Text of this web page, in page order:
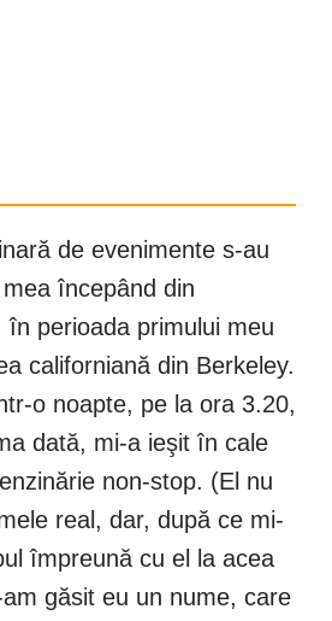
de evenimente s-au
începând din
în perioada primului meu
californiană din Berkeley.
o noapte, pe la ora 3.20,
dată, mi-a ieşit în cale
non-stop. (El nu
real, dar, după ce mi-
împreună cu el la acea
găsit eu un nume, care